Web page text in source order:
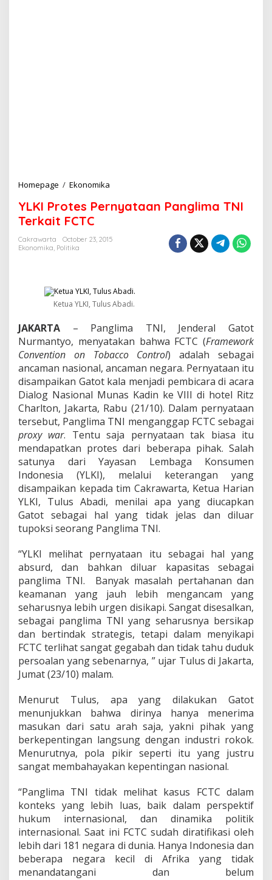
Homepage / Ekonomika
K
r
P
e
n
y
a
t
a
a
n
a
n
g
l
i
m
T
e
k
a
i
F
C
T
C
YLKI Protes Pernyataan Panglima TNI
Terkait FCTC
Cakrawarta
October 23, 2015
Ekonomika, Politika
Ketua YLKI, Tulus Abadi.
JAKARTA – Panglima TNI, Jenderal Gatot
Nurmantyo, menyatakan bahwa FCTC (Framework
Convention on Tobacco Control) adalah sebagai
ancaman nasional, ancaman negara. Pernyataan itu
disampaikan Gatot kala menjadi pembicara di acara
Dialog Nasional Munas Kadin ke VIII di hotel Ritz
Charlton, Jakarta, Rabu (21/10). Dalam pernyataan
tersebut, Panglima TNI menganggap FCTC sebagai
proxy war. Tentu saja pernyataan tak biasa itu
mendapatkan protes dari beberapa pihak. Salah
satunya dari Yayasan Lembaga Konsumen
Indonesia (YLKI), melalui keterangan yang
disampaikan kepada tim Cakrawarta, Ketua Harian
YLKI, Tulus Abadi, menilai apa yang diucapkan
Gatot sebagai hal yang tidak jelas dan diluar
tupoksi seorang Panglima TNI.
“YLKI melihat pernyataan itu sebagai hal yang
absurd, dan bahkan diluar kapasitas sebagai
panglima TNI. Banyak masalah pertahanan dan
keamanan yang jauh lebih mengancam yang
seharusnya lebih urgen disikapi. Sangat disesalkan,
sebagai panglima TNI yang seharusnya bersikap
dan bertindak strategis, tetapi dalam menyikapi
FCTC terlihat sangat gegabah dan tidak tahu duduk
persoalan yang sebenarnya, ” ujar Tulus di Jakarta,
Jumat (23/10) malam.
Menurut Tulus, apa yang dilakukan Gatot
menunjukkan bahwa dirinya hanya menerima
masukan dari satu arah saja, yakni pihak yang
berkepentingan langsung dengan industri rokok.
Menurutnya, pola pikir seperti itu yang justru
sangat membahayakan kepentingan nasional.
“Panglima TNI tidak melihat kasus FCTC dalam
konteks yang lebih luas, baik dalam perspektif
hukum internasional, dan dinamika politik
internasional. Saat ini FCTC sudah diratifikasi oleh
lebih dari 181 negara di dunia. Hanya Indonesia dan
beberapa negara kecil di Afrika yang tidak
menandatangani dan belum